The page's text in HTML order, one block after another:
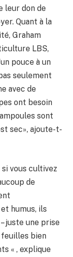
leur don de
Quant à la
Graham
LBS,
pouce à un
seulement
avec de
ont besoin
sont
sec», ajoute-t-
si vous cultivez
de
humus, ils
juste une prise
feuilles bien
« , explique